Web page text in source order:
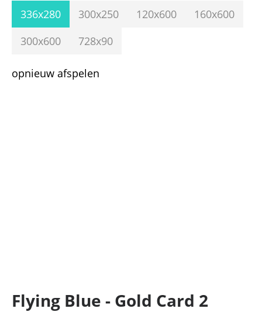
336x280 300x250 120x600
160x600
300x600
728x90
opnieuw afspelen
Flying Blue - Gold Card 2